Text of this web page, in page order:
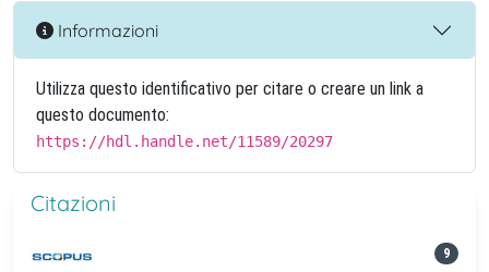
Informazioni
Utilizza questo identificativo per citare o creare un link a
questo documento:
https://hdl.handle.net/11589/20297
Citazioni
9